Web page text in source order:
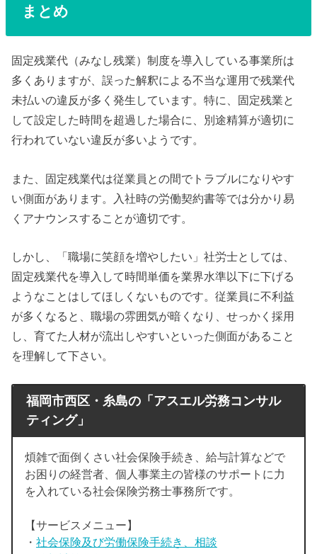
まとめ
固定残業代（みなし残業）制度を導入している事業所は
多くありますが、誤った解釈による不当な運用で残業代
未払いの違反が多く発生しています。特に、固定残業と
して設定した時間を超過した場合に、別途精算が適切に
行われていない違反が多いようです。
また、固定残業代は従業員との間でトラブルになりやす
い側面があります。入社時の労働契約書等では分かり易
くアナウンスすることが適切です。
しかし、「職場に笑顔を増やしたい」社労士としては、
固定残業代を導入して時間単価を業界水準以下に下げる
ようなことはしてほしくないものです。従業員に不利益
が多くなると、職場の雰囲気が暗くなり、せっかく採用
し、育てた人材が流出しやすいといった側面があること
を理解して下さい。
福岡市西区・糸島の「アスエル労務コンサル
ティング」
煩雑で面倒くさい社会保険手続き、給与計算などで
お困りの経営者、個人事業主の皆様のサポートに力
を入れている社会保険労務士事務所です。
【サービスメニュー】
・ 社会保険及び労働保険手続き、相談